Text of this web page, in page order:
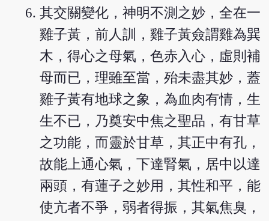
其交關變化，神明不測之妙，全在一
雞子黃，前人訓，雞子黃僉謂雞為巽
木，得心之母氣，色赤入心，虛則補
母而已，理雖至當，殆未盡其妙，蓋
雞子黃有地球之象，為血肉有情，生
生不已，乃奠安中焦之聖品，有甘草
之功能，而靈於甘草，其正中有孔，
故能上通心氣，下達腎氣，居中以達
兩頭，有蓮子之妙用，其性和平，能
使亢者不爭，弱者得振，其氣焦臭，